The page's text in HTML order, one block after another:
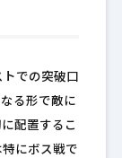
での突破口
る形で敵に
配置するこ
にボス戦で